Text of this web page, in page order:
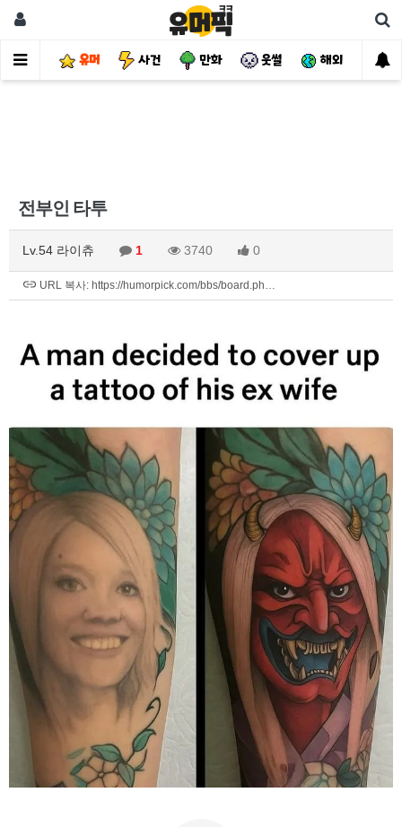
유머 사건 만화 웃썰 해외 핫
전부인 타투
Lv.54 라이츄 1 3740 0
URL 복사: https://humorpick.com/bbs/board.ph…